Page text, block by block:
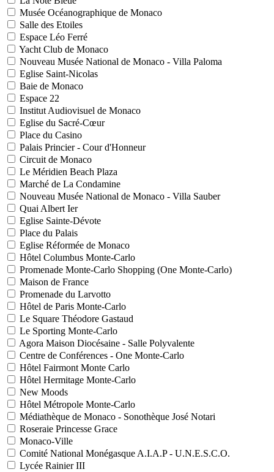
Musée Océanographique de Monaco
Salle des Etoiles
Espace Léo Ferré
Yacht Club de Monaco
Nouveau Musée National de Monaco - Villa Paloma
Eglise Saint-Nicolas
Baie de Monaco
Espace 22
Institut Audiovisuel de Monaco
Eglise du Sacré-Cœur
Place du Casino
Palais Princier - Cour d'Honneur
Circuit de Monaco
Le Méridien Beach Plaza
Marché de La Condamine
Nouveau Musée National de Monaco - Villa Sauber
Quai Albert Ier
Eglise Sainte-Dévote
Place du Palais
Eglise Réformée de Monaco
Hôtel Columbus Monte-Carlo
Promenade Monte-Carlo Shopping (One Monte-Carlo)
Maison de France
Promenade du Larvotto
Hôtel de Paris Monte-Carlo
Le Square Théodore Gastaud
Le Sporting Monte-Carlo
Agora Maison Diocésaine - Salle Polyvalente
Centre de Conférences - One Monte-Carlo
Hôtel Fairmont Monte Carlo
Hôtel Hermitage Monte-Carlo
New Moods
Hôtel Métropole Monte-Carlo
Médiathèque de Monaco - Sonothèque José Notari
Roseraie Princesse Grace
Monaco-Ville
Comité National Monégasque A.I.A.P - U.N.E.S.C.O.
Lycée Rainier III